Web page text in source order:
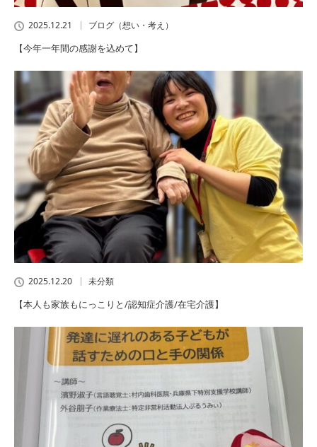
2025.12.21 ブログ（想い・考え）
【今年一年間の感謝を込めて】
2025.12.20 未分類
【本人も家族もにっこりと/認知症介護/在宅介護】